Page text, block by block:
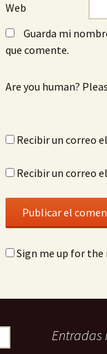
Web
Guarda mi
que comente.
Are you human?
Recibir un correo
Recibir un correo
Sign me up for
Entradas